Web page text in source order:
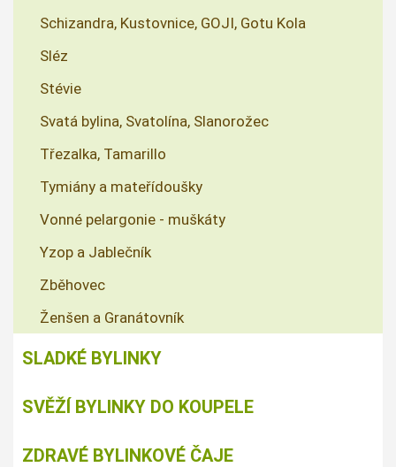
Schizandra, Kustovnice, GOJI, Gotu Kola
Sléz
Stévie
Svatá bylina, Svatolína, Slanorožec
Třezalka, Tamarillo
Tymiány a mateřídoušky
Vonné pelargonie - muškáty
Yzop a Jablečník
Zběhovec
Ženšen a Granátovník
SLADKÉ BYLINKY
SVĚŽÍ BYLINKY DO KOUPELE
ZDRAVÉ BYLINKOVÉ ČAJE